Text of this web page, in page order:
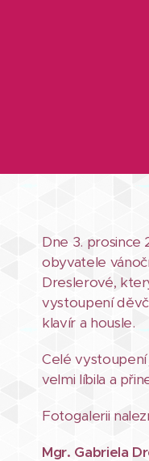
Dne 3. prosince
obyvatele
Dreslerové,
vystoupení
klavír a housle.
Celé vystoupení
velmi líbila a
Fotogalerii
Mgr. Gabriela